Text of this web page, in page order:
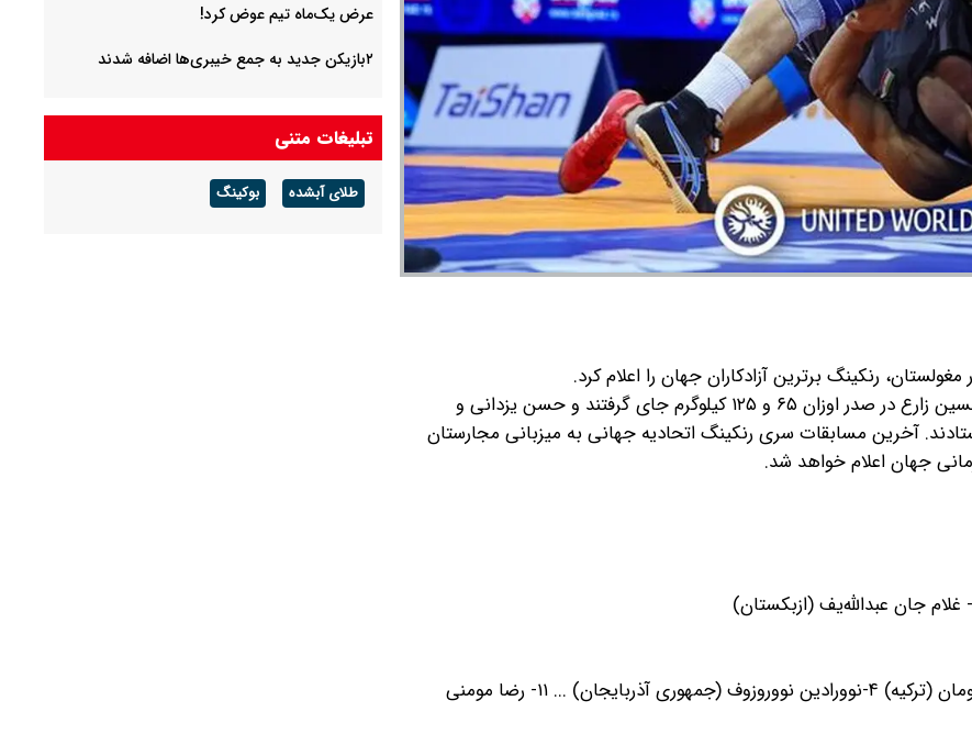
رنکینگ برترین آزادکاران جهان را اعلام کرد.
در رده‌بندی جدید برترین آزادکاران جهان رحمان عموزاد و امیرحسین زارع در صدر اوزان ۶۵ و ۱۲۵ کیلوگرم جای گرفتند و حسن یزدانی و
آخرین مسابقات سری رنکینگ اتحادیه جهانی به میزبانی مجارستان
جهان اعلام خواهد شد.
۱- ماسانوسوکه اونو (ژاپن) ۲-زاگور اوگویف (روسیه) ۳ـ احمت دومان (ترکیه) ۴-نوورادین نووروزوف (جمهوری آذربایجان) ... ۱۱- رضا مومنی
عرض یک‌ماه تیم عوض کرد!
۲بازیکن جدید به جمع خیبری‌ها اضافه شدند
تبلیغات متنی
طلای آبشده بوکینگ